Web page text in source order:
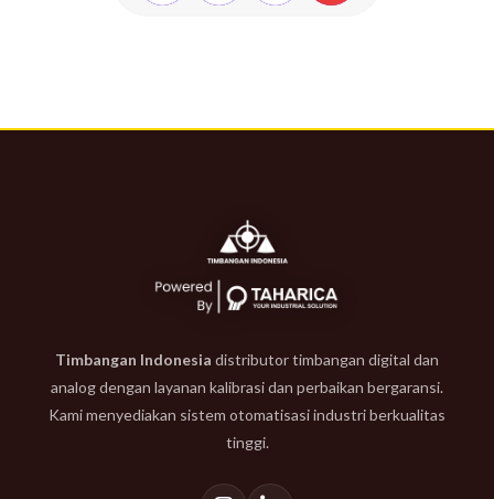
Timbangan Indonesia distributor timbangan digital dan
analog dengan layanan kalibrasi dan perbaikan bergaransi.
Kami menyediakan sistem otomatisasi industri berkualitas
tinggi.